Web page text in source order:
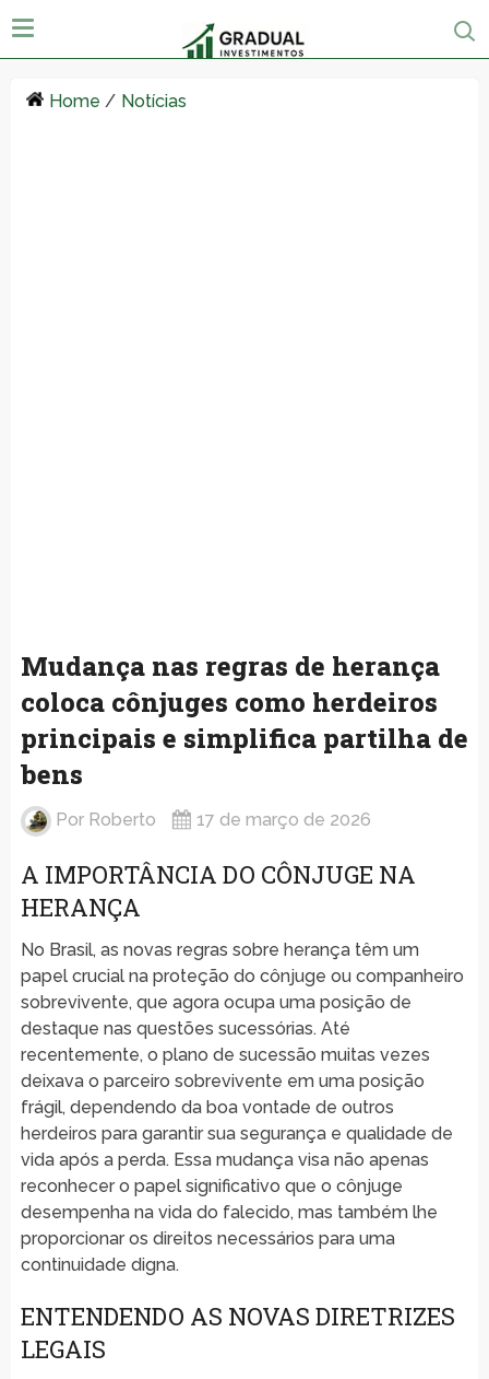
Home / Notícias
Mudança nas regras de herança
coloca cônjuges como herdeiros
principais e simplifica partilha de
bens
Por Roberto 17 de março de 2026
A IMPORTÂNCIA DO CÔNJUGE NA
HERANÇA
No Brasil, as novas regras sobre herança têm um
papel crucial na proteção do cônjuge ou companheiro
sobrevivente, que agora ocupa uma posição de
destaque nas questões sucessórias. Até
recentemente, o plano de sucessão muitas vezes
deixava o parceiro sobrevivente em uma posição
frágil, dependendo da boa vontade de outros
herdeiros para garantir sua segurança e qualidade de
vida após a perda. Essa mudança visa não apenas
reconhecer o papel significativo que o cônjuge
desempenha na vida do falecido, mas também lhe
proporcionar os direitos necessários para uma
continuidade digna.
ENTENDENDO AS NOVAS DIRETRIZES
LEGAIS